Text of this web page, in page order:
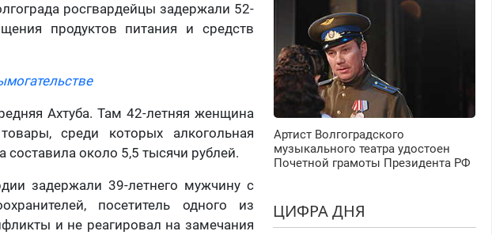
росгвардейцы задержали 52-
продуктов питания и средств
Ахтуба. Там 42-летняя женщина
среди которых алкогольная
около 5,5 тысячи рублей.
задержали 39-летнего мужчину с
посетитель одного из
и не реагировал на замечания
Артист Волгоградского
музыкального театра удостоен
Почетной грамоты Президента РФ
ЦИФРА ДНЯ